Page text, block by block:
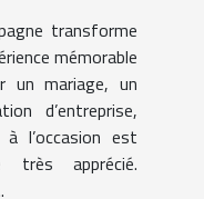
transforme
mémorable
un mariage, un
d’entreprise,
l’occasion est
apprécié.